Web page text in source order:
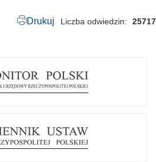
Drukuj Liczba odwiedzin 25717